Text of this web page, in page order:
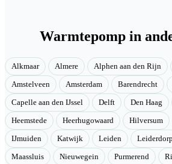
Warmtepomp in
Alkmaar Almere Alphen aan den Rijn
Amstelveen Amsterdam Barendrecht
Capelle aan den IJssel Delft Den Haag
Heemstede Heerhugowaard Hilversum
IJmuiden Katwijk Leiden Leiderdorp
Maassluis Nieuwegein Purmerend